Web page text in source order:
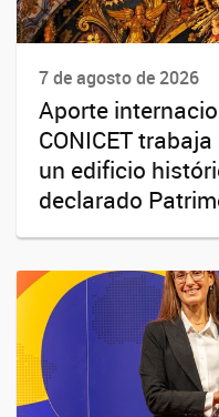
7 de agosto de 2026
Aporte
CONICET
un edificio
declarado